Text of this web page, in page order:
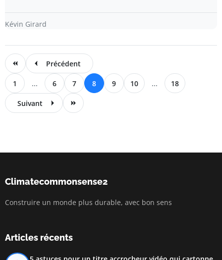
Kévin Girard
Précédent
1 ... 6 7 8 9 10 ... 18
Suivant
Climatecommonsense2
Construire un monde plus durable, avec bon sens
Articles récents